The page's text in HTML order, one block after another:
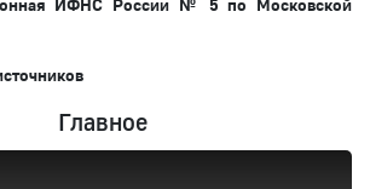
ИФНС России № 5 по Московской
Главное